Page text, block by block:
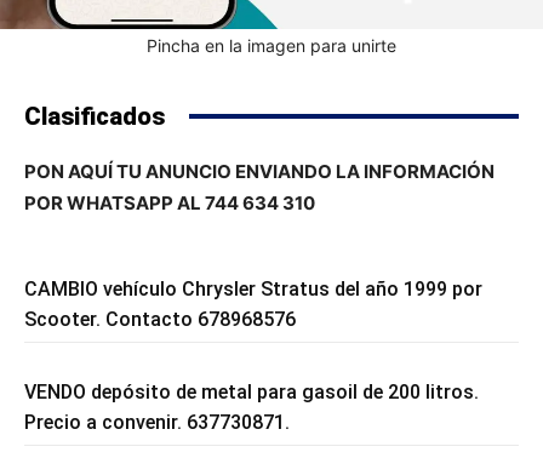
Pincha en la imagen para unirte
Clasificados
PON AQUÍ TU ANUNCIO ENVIANDO LA INFORMACIÓN
POR WHATSAPP AL 744 634 310
CAMBIO vehículo Chrysler Stratus del año 1999 por
Scooter. Contacto 678968576
VENDO depósito de metal para gasoil de 200 litros.
Precio a convenir. 637730871.